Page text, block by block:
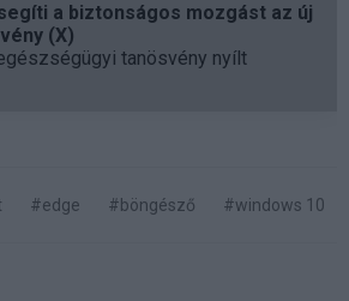
a biztonságos mozgást az új
(X)
tanösvény nyílt
#edge #böngésző #windows 10